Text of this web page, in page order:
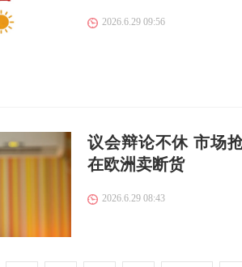
2026.6.29 09:56
议会辩论不休 市场
在欧洲卖断货
2026.6.29 08:43